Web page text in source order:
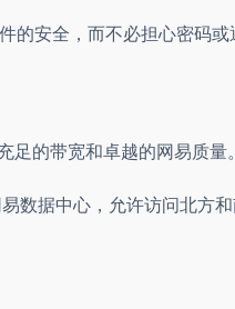
安全，而不必担心密码或
的带宽和卓越的网易质量
数据中心，允许访问北方